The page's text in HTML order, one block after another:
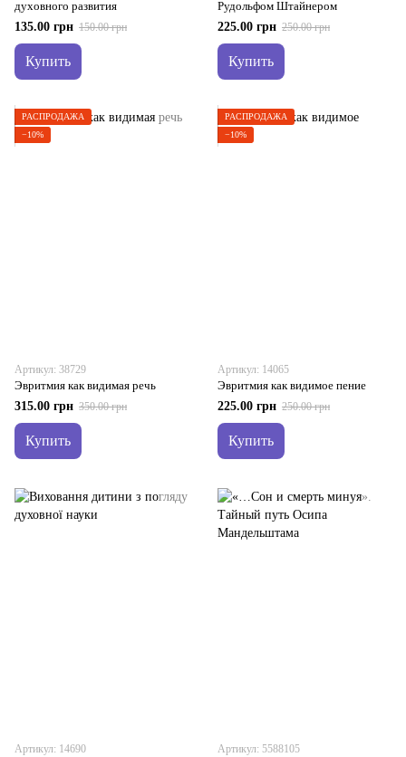
духовного развития
135.00 грн 150.00 грн
Купить
Рудольфом Штайнером
225.00 грн 250.00 грн
Купить
РАСПРОДАЖА
−10%
Артикул: 38729
Эвритмия как видимая речь
315.00 грн 350.00 грн
Купить
РАСПРОДАЖА
−10%
Артикул: 14065
Эвритмия как видимое пение
225.00 грн 250.00 грн
Купить
Артикул: 14690 Артикул: 5588105